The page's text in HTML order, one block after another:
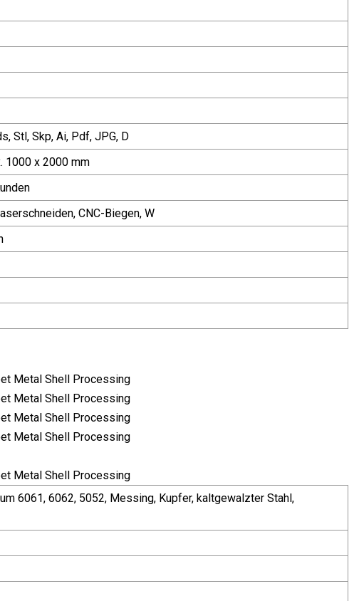
Stl, Skp, Ai, Pdf, JPG, D
1000 x 2000 mm
CNC-Biegen, W
6061, 6062, 5052, Messing, Kupfer, kaltgewalzter Stahl,